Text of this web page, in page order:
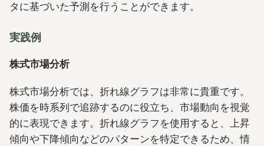
タに基づいた予測を行うことができます。
実践例
株式市場分析
株式市場分析では、折れ線グラフは非常に貴重です。
株価を時系列で追跡するのに役立ち、市場動向を視覚
的に表現できます。折れ線グラフを使用すると、上昇
傾向や下降傾向などのパターンを特定できるため、情